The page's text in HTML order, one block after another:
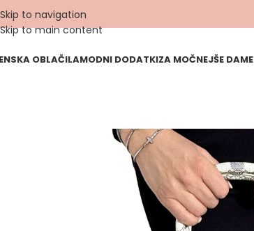
Skip to navigation
Skip to main content
OBLAČILAMODNI DODATKIZA MOČNEJŠE DAME